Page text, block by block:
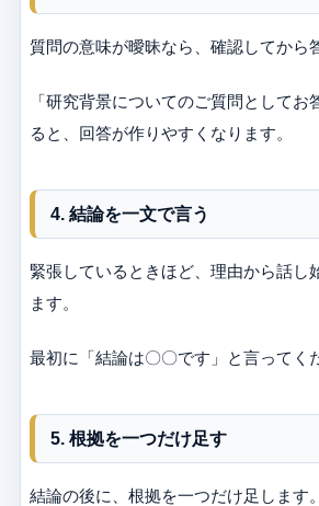
質問の意味が曖昧なら、確認してから
「研究背景についてのご質問としてお
ると、回答が作りやすくなります。
4. 結論を一文で言う
緊張しているときほど、理由から話し
ます。
最初に「結論は〇〇です」と言ってく
5. 根拠を一つだけ足す
結論の後に、根拠を一つだけ足します。